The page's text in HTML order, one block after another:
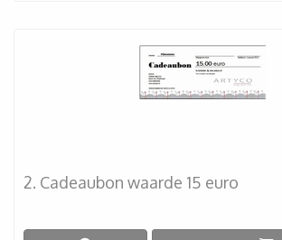
2. Cadeaubon waarde 15 euro